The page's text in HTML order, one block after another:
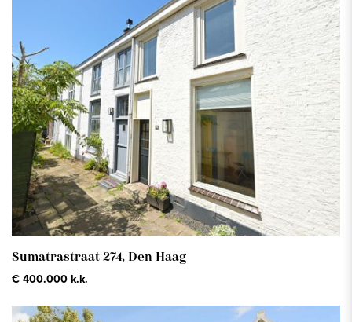
Sumatrastraat 274, Den Haag
€ 400.000 k.k.